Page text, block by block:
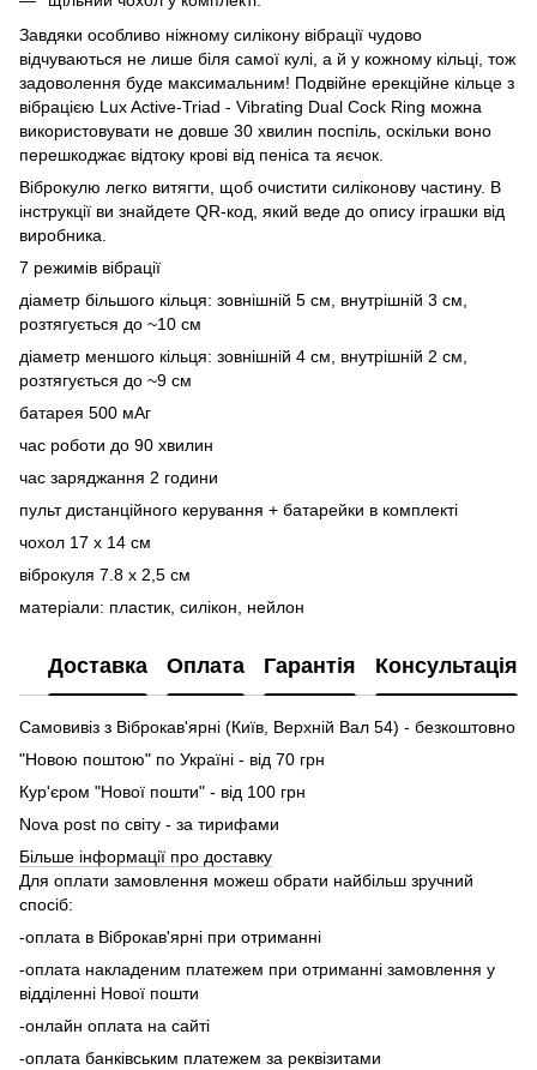
Завдяки особливо ніжному силікону вібрації чудово
відчуваються не лише біля самої кулі, а й у кожному кільці, тож
задоволення буде максимальним! Подвійне ерекційне кільце з
вібрацією Lux Active-Triad - Vibrating Dual Cock Ring можна
використовувати не довше 30 хвилин поспіль, оскільки воно
перешкоджає відтоку крові від пеніса та яєчок.
Віброкулю легко витягти, щоб очистити силіконову частину. В
інструкції ви знайдете QR-код, який веде до опису іграшки від
виробника.
7 режимів вібрації
діаметр більшого кільця: зовнішній 5 см, внутрішній 3 см,
розтягується до ~10 см
діаметр меншого кільця: зовнішній 4 см, внутрішній 2 см,
розтягується до ~9 см
батарея 500 мАг
час роботи до 90 хвилин
час заряджання 2 години
пульт дистанційного керування + батарейки в комплекті
чохол 17 х 14 см
віброкуля 7.8 х 2,5 см
матеріали: пластик, силікон, нейлон
Доставка Оплата Гарантія Консультація
Самовивіз з Віброкав'ярні (Київ, Верхній Вал 54) - безкоштовно
"Новою поштою" по Україні - від 70 грн
Кур'єром "Нової пошти" - від 100 грн
Nova post по світу - за тирифами
Більше інформації про доставку
Для оплати замовлення можеш обрати найбільш зручний
спосіб:
-оплата в Віброкав'ярні при отриманні
-оплата накладеним платежем при отриманні замовлення у
відділенні Нової пошти
-онлайн оплата на сайті
-оплата банківським платежем за реквізитами